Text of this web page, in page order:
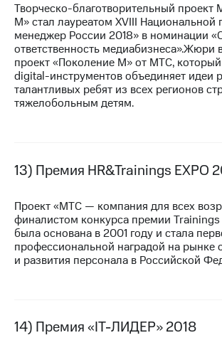
Творческо-благотворительный
М» стал лауреатом XVIII
менеджер России 2018» в номинации
ответственность медиабизнеса».Жюри
проект «Поколение М» от МТС,
digital-инструментов объединяет идеи
талантливых ребят из всех регионов
тяжелобольным детям.
13) Премия HR&Trainings EXPO
Проект «МТС — компания для всех
финалистом конкурса премии
была основана в 2001 году и стала
профессиональной наградой на рынке
и развития персонала в Российской
14) Премия «IT-ЛИДЕР» 2018